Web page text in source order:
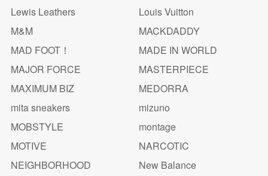
Lewis Leathers
Louis Vuitton
M&M
MACKDADDY
MAD FOOT！
MADE IN WORLD
MAJOR FORCE
MASTERPIECE
MAXIMUM BIZ
MEDORRA
mita sneakers
mizuno
MOBSTYLE
montage
MOTIVE
NARCOTIC
NEIGHBORHOOD
New Balance